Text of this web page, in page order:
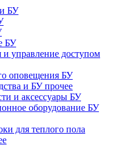
БУ
БУ
и управление доступом
оповещения БУ
и БУ прочее
и аксессуары БУ
оборудование БУ
для теплого пола